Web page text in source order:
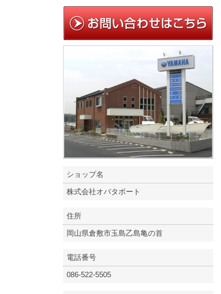
ショップ名
株式会社オバタボート
住所
岡山県倉敷市玉島乙島亀の首
電話番号
086-522-5505